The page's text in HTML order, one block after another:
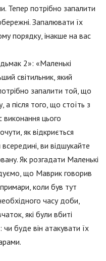
Тепер потрібно запалити
Запалювати їх
порядку, інакше на вас
2»: «Маленькі
світильник, який
запалити той, що
а після того, що стоїть з
виконання цього
як відкриється
ви відшукайте
Як розгадати Маленькі
що Маврик говорив
коли був тут
часу доби,
які були вбиті
буде він атакувати їх